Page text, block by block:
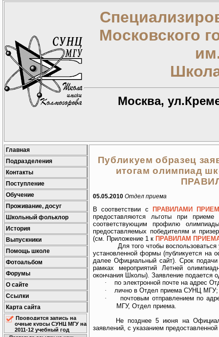
Московского
Москва,
Главная
Подразделения
Контакты
Поступление
Обучение
Проживание, досуг
Школьный фольклор
История
Выпускники
Помощь школе
Фотоальбом
Форумы
О сайте
Ссылки
Карта сайта
Проводится запись на
очные курсы СУНЦ МГУ на
2011-12 учебный год
Публикуем образец
итогам олимпиад
05.05.2010 Отдел приема
В соответствии с
ПРАВИЛАМИ
предоставляются льготы при
соответствующим профилю
предоставляемых победителям и
(см. Приложение 1 к ПРАВИЛАМ
Для того чтобы
установленной формы (публикуется
далее Официальный сайт). Срок
рамках мероприятий Летней
окончания Школы). Заявление подается
·
по электронной почте на адрес
·
лично в Отдел приема СУНЦ МГУ;
·
почтовым отправлением по
МГУ, Отдел приема.
Не позднее 5 июня на
заявлений, с указанием